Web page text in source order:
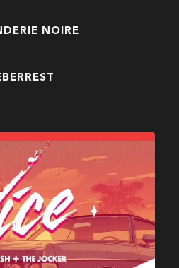
NOIRE